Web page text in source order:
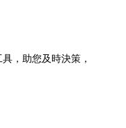
，助您及時決策，